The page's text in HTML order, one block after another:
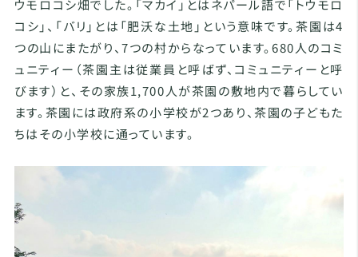
ウモロコシ畑でした。「マカイ」とはネパール語で「トウモロ
コシ」、「バリ」とは「肥沃な土地」という意味です。茶園は4
つの山にまたがり、7つの村からなっています。680人のコミ
ュニティー（茶園主は従業員と呼ばず、コミュニティーと呼
びます）と、その家族1,700人が茶園の敷地内で暮らしてい
ます。茶園には政府系の小学校が2つあり、茶園の子どもた
ちはその小学校に通っています。